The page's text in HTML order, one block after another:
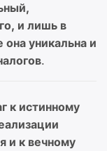
и лишь в
уникальна и
.
к истинному
и к вечному